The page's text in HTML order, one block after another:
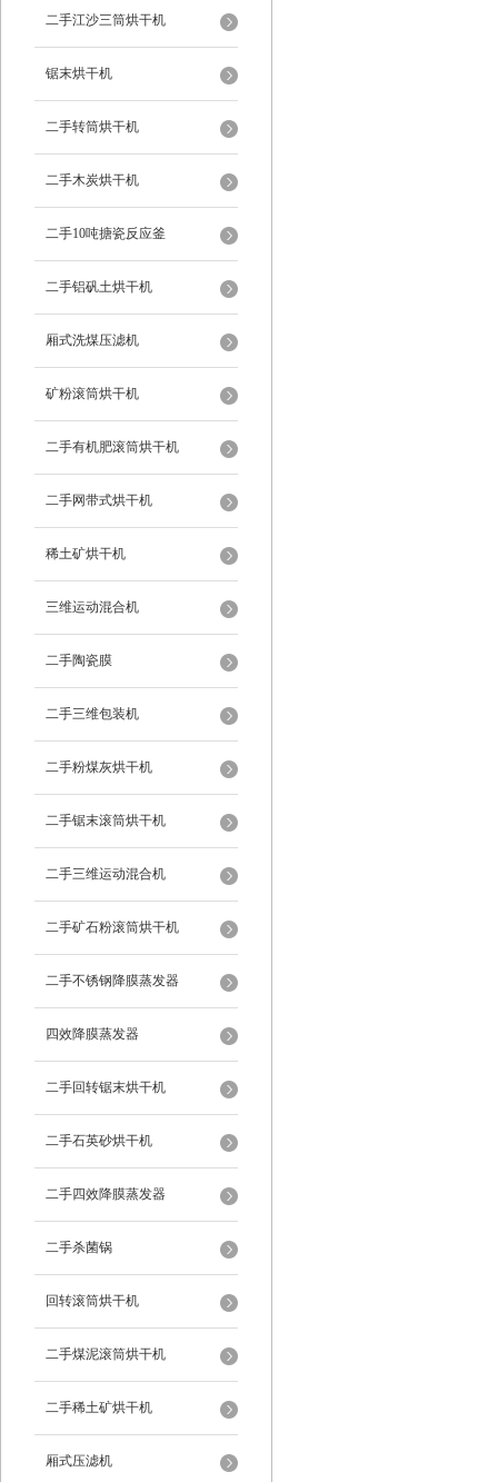
二手江沙三筒烘干机
锯末烘干机
二手转筒烘干机
二手木炭烘干机
二手10吨搪瓷反应釜
二手铝矾土烘干机
厢式洗煤压滤机
矿粉滚筒烘干机
二手有机肥滚筒烘干机
二手网带式烘干机
稀土矿烘干机
三维运动混合机
二手陶瓷膜
二手三维包装机
二手粉煤灰烘干机
二手锯末滚筒烘干机
二手三维运动混合机
二手矿石粉滚筒烘干机
二手不锈钢降膜蒸发器
四效降膜蒸发器
二手回转锯末烘干机
二手石英砂烘干机
二手四效降膜蒸发器
二手杀菌锅
回转滚筒烘干机
二手煤泥滚筒烘干机
二手稀土矿烘干机
厢式压滤机